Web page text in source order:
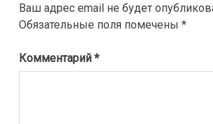
Ваш адрес email не будет
Обязательные поля помечены*
Комментарий*